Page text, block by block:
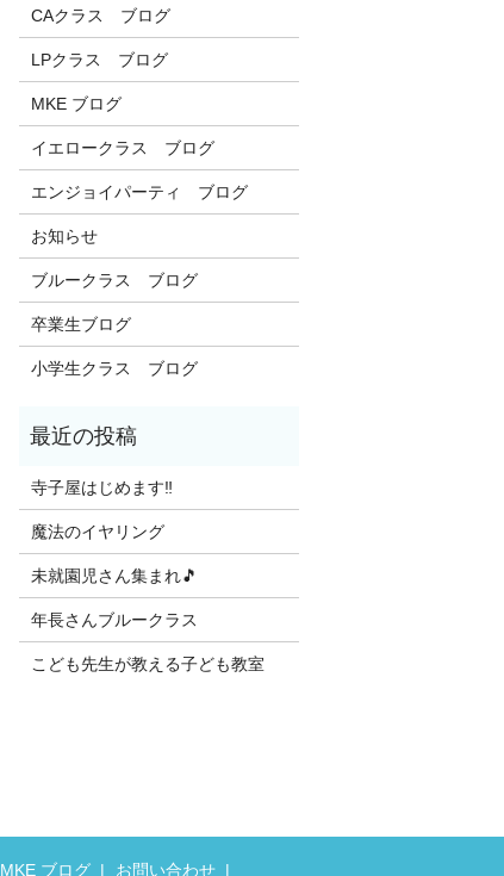
CAクラス ブログ
LPクラス ブログ
MKE ブログ
イエロークラス ブログ
エンジョイパーティ ブログ
お知らせ
ブルークラス ブログ
卒業生ブログ
小学生クラス ブログ
寺子屋はじめます‼️
魔法のイヤリング
未就園児さん集まれ🎵
年長さんブルークラス
こども先生が教える子ども教室
MKE ブログ お問い合わせ